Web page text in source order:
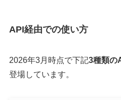
API経由での使い方
2026年3月時点で下記3種類の
登場しています。